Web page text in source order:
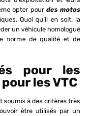
opter pourdes motos
Quoi qu’il en soit, la
un véhicule homologué
norme de qualité et de
pour les
les VTC
soumis à des critères très
être utilisés par un